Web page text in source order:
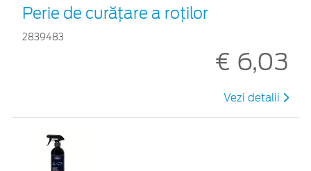
Perie de curățare a roților
2839483
€ 6,03
Vezi detalii